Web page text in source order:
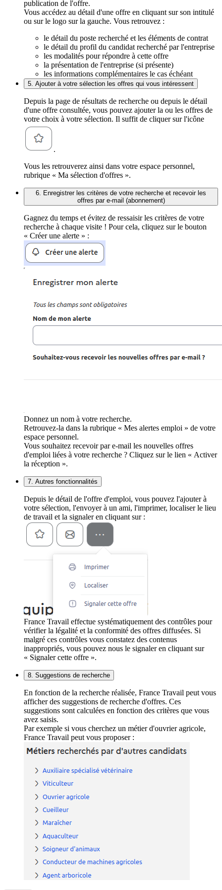
publication de l'offre.
Vous accédez au détail d'une offre en cliquant sur son intitulé
ou sur le logo sur la gauche. Vous retrouvez :
le détail du poste recherché et les éléments de contrat
le détail du profil du candidat recherché par l'entreprise
les modalités pour répondre à cette offre
la présentation de l'entreprise (si présente)
les informations complémentaires le cas échéant
5. Ajouter à votre sélection les offres qui vous intéressent
Depuis la page de résultats de recherche ou depuis le détail
d'une offre consultée, vous pouvez ajouter la ou les offres de
votre choix à votre sélection. Il suffit de cliquer sur l'icône
.
Vous les retrouverez ainsi dans votre espace personnel,
rubrique « Ma sélection d'offres ».
6. Enregistrer les critères de votre recherche et recevoir les
offres par e-mail (abonnement)
Gagnez du temps et évitez de ressaisir les critères de votre
recherche à chaque visite ! Pour cela, cliquez sur le bouton
« Créer une alerte » :
Donnez un nom à votre recherche.
Retrouvez-la dans la rubrique « Mes alertes emploi » de votre
espace personnel.
Vous souhaitez recevoir par e-mail les nouvelles offres
d'emploi liées à votre recherche ? Cliquez sur le lien « Activer
la réception ».
7. Autres fonctionnalités
Depuis le détail de l'offre d'emploi, vous pouvez l'ajouter à
votre sélection, l'envoyer à un ami, l'imprimer, localiser le lieu
de travail et la signaler en cliquant sur :
France Travail effectue systématiquement des contrôles pour
vérifier la légalité et la conformité des offres diffusées. Si
malgré ces contrôles vous constatez des contenus
inappropriés, vous pouvez nous le signaler en cliquant sur
« Signaler cette offre ».
8. Suggestions de recherche
En fonction de la recherche réalisée, France Travail peut vous
afficher des suggestions de recherche d'offres. Ces
suggestions sont calculées en fonction des critères que vous
avez saisis.
Par exemple si vous cherchez un métier d'ouvrier agricole,
France Travail peut vous proposer :